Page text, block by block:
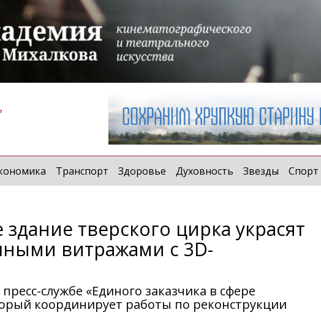
Транспорт Здоровье Духовность Звезды Спорт
тверского цирка украсят
витражами с 3D-
службе «Единого заказчика в сфере
координирует работы по реконструкции